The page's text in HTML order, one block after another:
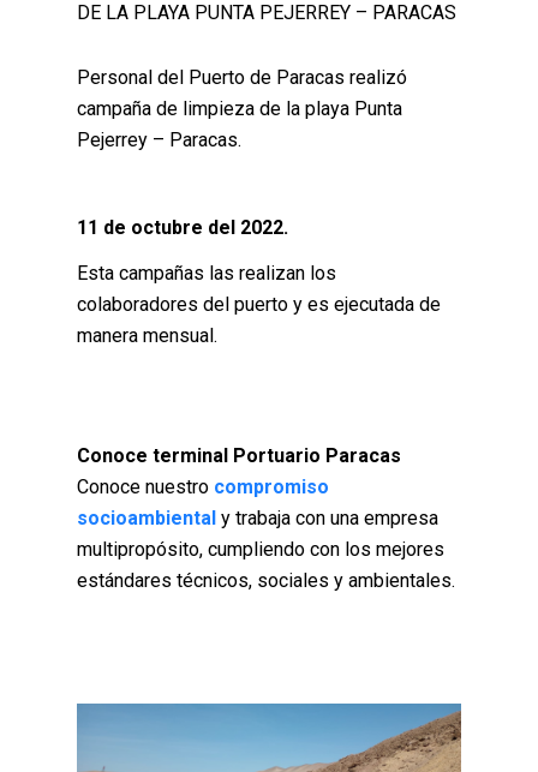
DE LA PLAYA PUNTA PEJERREY – PARACAS
Personal del Puerto de Paracas realizó
campaña de limpieza de la playa Punta
Pejerrey – Paracas.
11 de octubre del 2022.
Esta campañas las realizan los
colaboradores del puerto y es ejecutada de
manera mensual.
Conoce terminal Portuario Paracas
Conoce nuestro compromiso
socioambiental y trabaja con una empresa
multipropósito, cumpliendo con los mejores
estándares técnicos, sociales y ambientales.